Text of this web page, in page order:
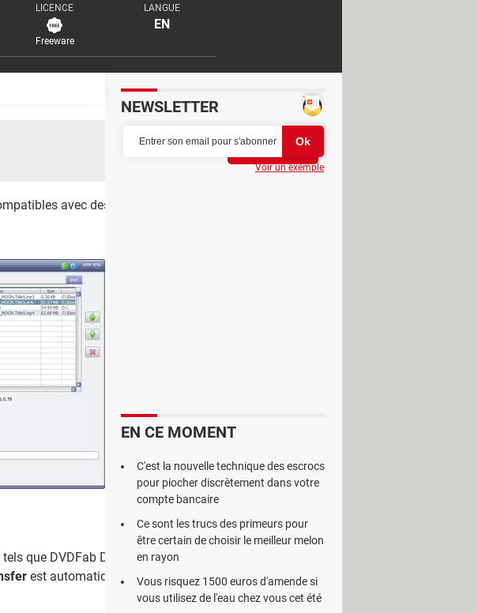
LICENCE
Freeware
LANGUE
EN
avec des dispositifs mobiles.
que DVDFab DVD Ripper, Blu-ray Ripper ou Video
est automatiquement activé pour accomplir la
NEWSLETTER
Voir un exemple
EN CE MOMENT
C'est la nouvelle technique des escrocs
pour piocher discrètement dans votre
compte bancaire
Ce sont les trucs des primeurs pour
être certain de choisir le meilleur melon
en rayon
Vous risquez 1500 euros d'amende si
vous utilisez de l'eau chez vous cet été